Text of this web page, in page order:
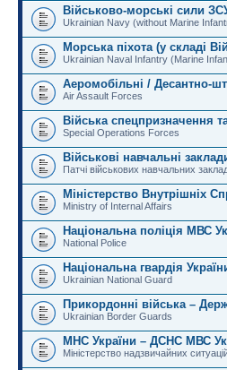
Військово-морські сили
Ukrainian Navy (without Marine
Морська піхота (у складі
Ukrainian Naval Infantry (Marine
Аеромобільні / Десантно-
Air Assault Forces
Війська спецпризначення
Special Operations Forces
Військові навчальні
Патчі військових навчальних
Міністерство Внутрішніх
Ministry of Internal Affairs
Національна поліція МВС
National Police
Національна гвардія
Ukrainian National Guard
Прикордонні війська –
Ukrainian Border Guards
МНС України – ДСНС МВС
Міністерство надзвичайних